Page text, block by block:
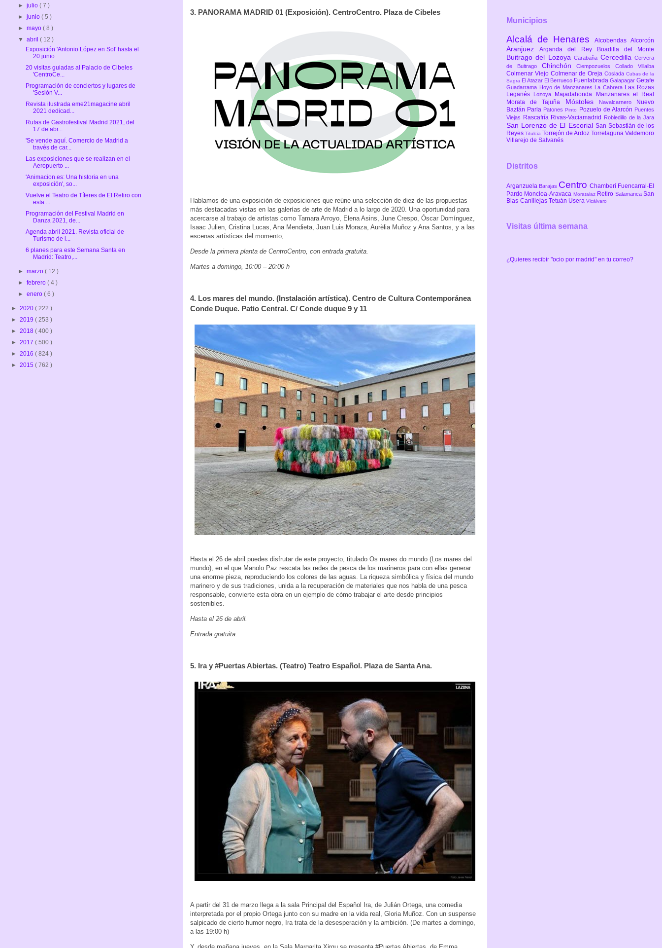
3. PANORAMA MADRID 01 (Exposición). CentroCentro. Plaza de Cibeles
Hablamos de una exposición de exposiciones que reúne una selección de diez de las propuestas
más destacadas vistas en las galerías de arte de Madrid a lo largo de 2020. Una oportunidad para
acercarse al trabajo de artistas como Tamara Arroyo, Elena Asins, June Crespo, Óscar Domínguez,
Isaac Julien, Cristina Lucas, Ana Mendieta, Juan Luis Moraza, Aurèlia Muñoz y Ana Santos, y a las
escenas artísticas del momento,
Desde la primera planta de CentroCentro, con entrada gratuita.
Martes a domingo, 10:00 – 20:00 h
4. Los mares del mundo. (Instalación artística). Centro de Cultura Contemporánea
Conde Duque. Patio Central. C/ Conde duque 9 y 11
Hasta el 26 de abril puedes disfrutar de este proyecto, titulado Os mares do mundo (Los mares del
mundo), en el que Manolo Paz rescata las redes de pesca de los marineros para con ellas generar
una enorme pieza, reproduciendo los colores de las aguas. La riqueza simbólica y física del mundo
marinero y de sus tradiciones, unida a la recuperación de materiales que nos habla de una pesca
responsable, convierte esta obra en un ejemplo de cómo trabajar el arte desde principios
sostenibles.
Hasta el 26 de abril.
Entrada gratuita.
5. Ira y #Puertas Abiertas. (Teatro) Teatro Español. Plaza de Santa Ana.
A partir del 31 de marzo llega a la sala Principal del Español Ira, de Julián Ortega, una comedia
interpretada por el propio Ortega junto con su madre en la vida real, Gloria Muñoz. Con un suspense
salpicado de cierto humor negro, Ira trata de la desesperación y la ambición. (De martes a domingo,
a las 19:00 h)
►julio( 7 )
►junio( 5 )
►mayo( 8 )
▼abril( 12 )
Exposición 'Antonio López en Sol' hasta el
20 junio
20 visitas guiadas al Palacio de Cibeles
'CentroCe...
Programación de conciertos y lugares de
'Sesión V...
Revista ilustrada eme21magacine abril
2021 dedicad...
Rutas de Gastrofestival Madrid 2021, del
17 de abr...
'Se vende aquí. Comercio de Madrid a
través de car...
Las exposiciones que se realizan en el
Aeropuerto ...
'Animacion.es: Una historia en una
exposición', so...
Vuelve el Teatro de Títeres de El Retiro con
esta ...
Programación del Festival Madrid en
Danza 2021, de...
Agenda abril 2021. Revista oficial de
Turismo de l...
6 planes para este Semana Santa en
Madrid: Teatro,...
►marzo( 12 )
►febrero( 4 )
►enero( 6 )
► 2020 ( 222 )
► 2019 ( 253 )
► 2018 ( 400 )
► 2017 ( 500 )
► 2016 ( 824 )
► 2015 ( 762 )
Municipios
Alcalá de Henares Alcobendas Alcorcón
AranjuezArganda del Rey Boadilla del Monte
Buitrago del LozoyaCarabaña CercedillaCervera
de Buitrago ChinchónCiempozuelosCollado Villalba
Colmenar Viejo Colmenar de Oreja Coslada Cubas de la
Sagra El Atazar El Berrueco Fuenlabrada Galapagar Getafe
Guadarrama Hoyo de Manzanares La Cabrera Las Rozas
Leganés
Lozoya Majadahonda
Manzanares el Real
Morata de Tajuña Móstoles Navalcarnero
Nuevo
Baztán Parla PatonesPinto Pozuelo de Alarcón Puentes
Viejas
Rascafría Rivas-Vaciamadrid Robledillo de la Jara
San Lorenzo de El Escorial San Sebastián de los
Reyes Titulcia Torrejón de Ardoz Torrelaguna Valdemoro
Villarejo de Salvanés
Distritos
Arganzuela Barajas Centro Chamberí Fuencarral-El
Pardo Moncloa-Aravaca Moratalaz Retiro SalamancaSan
Blas-Canillejas Tetuán Usera Vicálvaro
Visitas última semana
¿Quieres recibir "ocio por madrid" en tu correo?